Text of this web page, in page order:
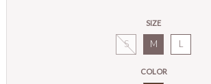
SIZE
S M L
COLOR